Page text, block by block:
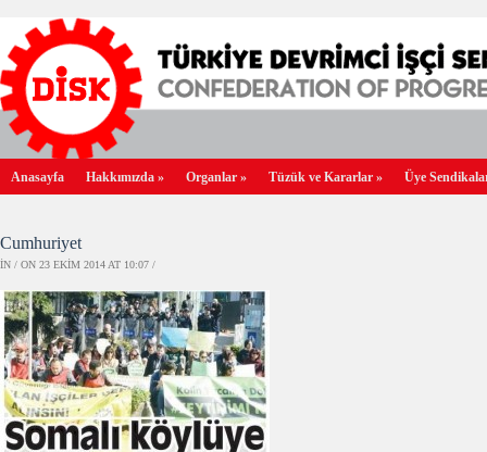
Anasayfa Hakkımızda » Organlar » Tüzük ve Kararlar » Üye
Cumhuriyet
IN / ON 23 EKIM 2014 AT 10:07 /